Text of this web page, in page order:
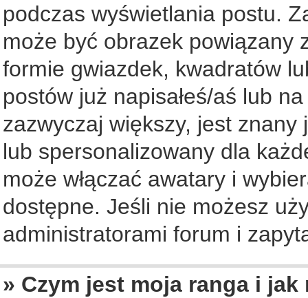
podczas wyświetlania postu.
może być obrazek powiązany
formie gwiazdek, kwadratów
postów już napisałeś/aś lub
zazwyczaj większy, jest
lub spersonalizowany dla
może włączać awatary i
dostępne. Jeśli nie możesz
administratorami forum i
» Czym jest moja ranga i